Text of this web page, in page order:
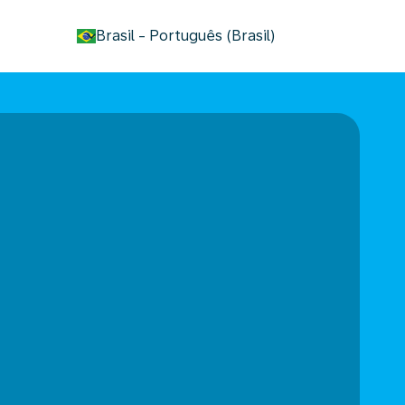
Brasil - Português (Brasil)
keyboard_arrow_down